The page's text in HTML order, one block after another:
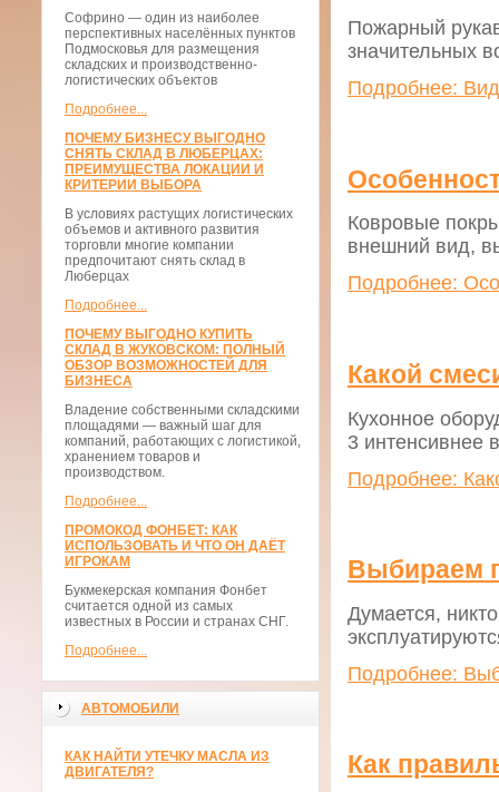
Софрино — один из наиболее
перспективных населённых пунктов
Подмосковья для размещения
складских и производственно-
логистических объектов
Подробнее...
ПОЧЕМУ БИЗНЕСУ ВЫГОДНО
СНЯТЬ СКЛАД В ЛЮБЕРЦАХ:
ПРЕИМУЩЕСТВА ЛОКАЦИИ И
КРИТЕРИИ ВЫБОРА
В условиях растущих логистических
объемов и активного развития
торговли многие компании
предпочитают снять склад в
Люберцах
Подробнее...
ПОЧЕМУ ВЫГОДНО КУПИТЬ
СКЛАД В ЖУКОВСКОМ: ПОЛНЫЙ
ОБЗОР ВОЗМОЖНОСТЕЙ ДЛЯ
БИЗНЕСА
Владение собственными складскими
площадями — важный шаг для
компаний, работающих с логистикой,
хранением товаров и
производством.
Подробнее...
ПРОМОКОД ФОНБЕТ: КАК
ИСПОЛЬЗОВАТЬ И ЧТО ОН ДАЁТ
ИГРОКАМ
Букмекерская компания Фонбет
считается одной из самых
известных в России и странах СНГ.
Подробнее...
АВТОМОБИЛИ
КАК НАЙТИ УТЕЧКУ МАСЛА ИЗ
ДВИГАТЕЛЯ?
Пожарный
значительных
Подробнее:
Ковровые
внешний вид,
Подробнее:
Какой
Кухонное
3 интенсивнее
Подробнее:
Выбираем
Думается,
Подробнее:
Как